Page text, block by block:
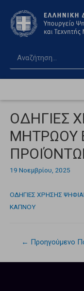
ΟΔΗΓΙΕΣ
ΜΗΤΡΩΟΥ
19 Νοεμβρίου, 2025
ΟΔΗΓΙΕΣ ΧΡΗΣΗΣ
ΚΑΠΝΟΥ
← Προηγούμενο